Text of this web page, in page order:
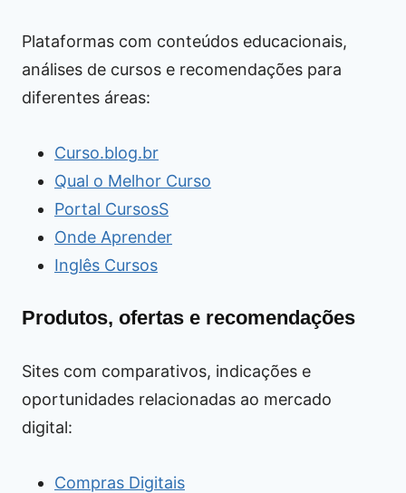
Plataformas com conteúdos educacionais,
análises de cursos e recomendações para
diferentes áreas:
Curso.blog.br
Qual o Melhor Curso
Portal CursosS
Onde Aprender
Inglês Cursos
Produtos, ofertas e recomendações
Sites com comparativos, indicações e
oportunidades relacionadas ao mercado
digital:
Compras Digitais